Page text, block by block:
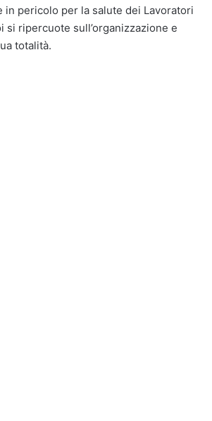
pericolo per la salute dei Lavoratori
si ripercuote sull’organizzazione e
totalità.